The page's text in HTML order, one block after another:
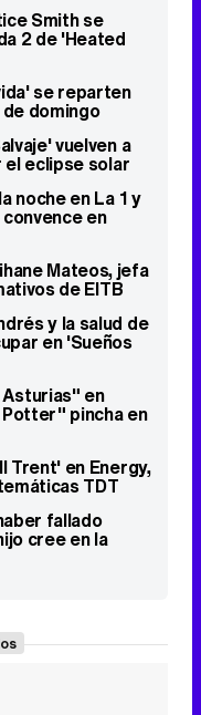
Smith se
2 de 'Heated
se reparten
domingo
vuelven a
el eclipse solar
noche en La 1 y
en
Mateos, jefa
de EITB
y la salud de
en 'Sueños
en
pincha en
Trent' en Energy,
TDT
fallado
cree en la